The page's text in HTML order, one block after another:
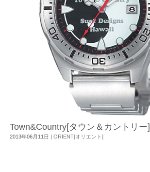
Town&Country[タウン＆カントリー]
2013年06月11日 | ORIENT[オリエント]